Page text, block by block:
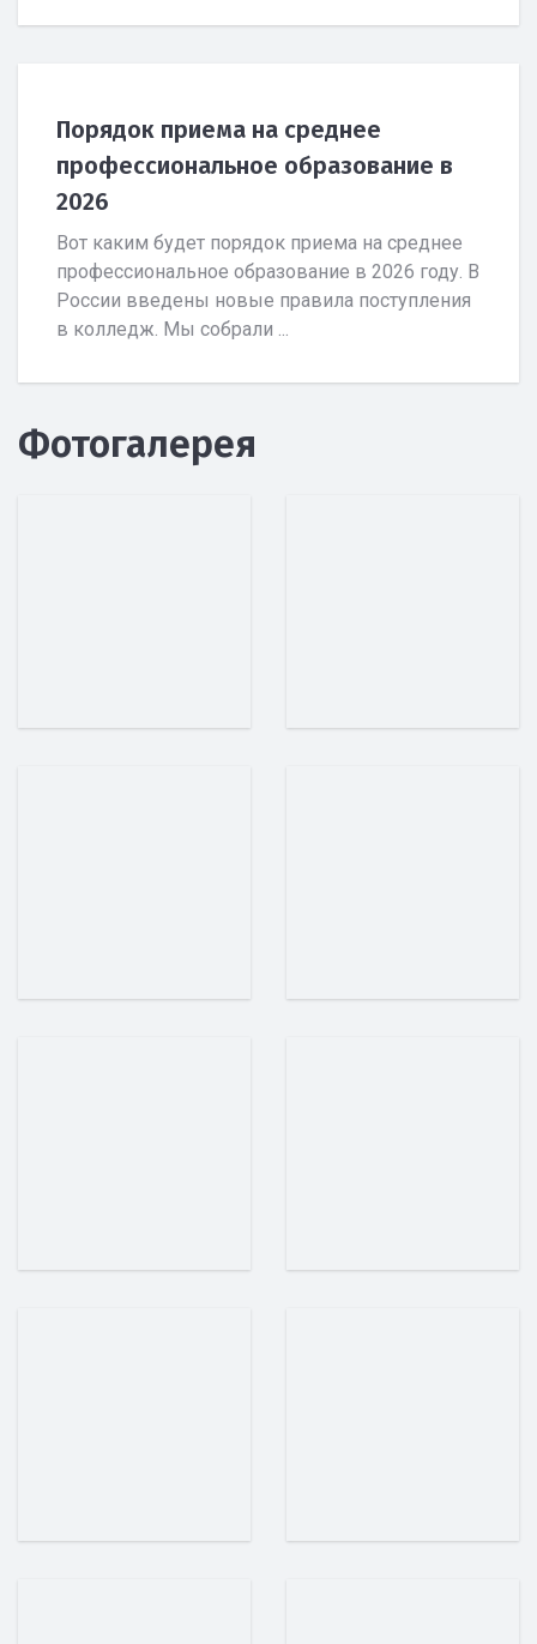
Порядок приема на среднее
профессиональное образование в
2026
Вот каким будет порядок приема на среднее
профессиональное образование в 2026 году. В
России введены новые правила поступления
в колледж. Мы собрали ...
Фотогалерея